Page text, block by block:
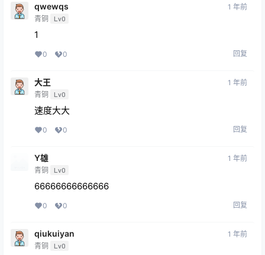
qwewqs
青铜 Lv0
1 年前
1
0 0 回复
大王
青铜 Lv0
1 年前
速度大大
0 0 回复
Y雄
青铜 Lv0
1 年前
66666666666666
0 0 回复
qiukuiyan
青铜 Lv0
1 年前